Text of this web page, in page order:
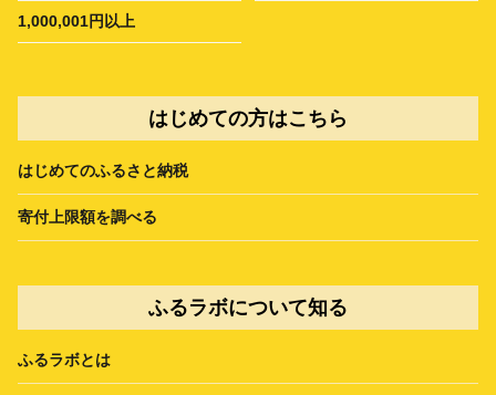
1,000,001円以上
はじめての方はこちら
はじめてのふるさと納税
寄付上限額を調べる
ふるラボについて知る
ふるラボとは